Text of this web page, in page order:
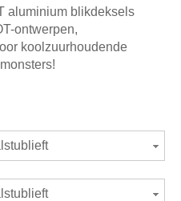
aluminium blikdeksels
ontwerpen,
koolzuurhoudende